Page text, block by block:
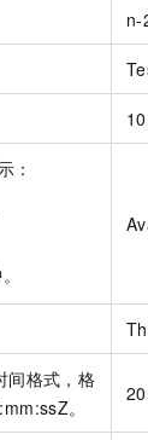
n-
：
间格式，格
。